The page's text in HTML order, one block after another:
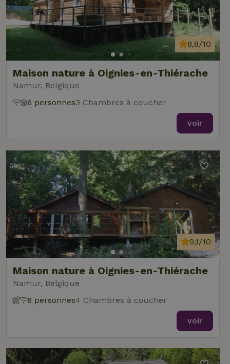
Maison nature à Oignies-en-Thiérache
Namur, Belgique
8,8/10
6 personnes3 Chambres à coucher
voir
Maison nature à Oignies-en-Thiérache
Namur, Belgique
9,1/10
6 personnes4 Chambres à coucher
voir